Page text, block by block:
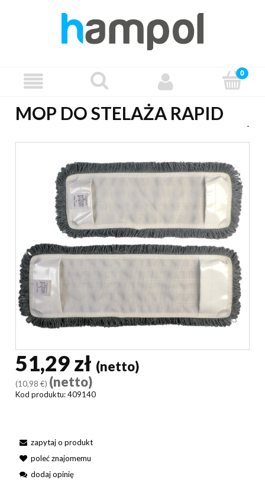
MOP DO STELAŻA RAPID
-
51,29 zł (netto)
(10,98 €) (netto)
Kod produktu:409140
zapytaj o produkt
poleć znajomemu
dodaj opinię